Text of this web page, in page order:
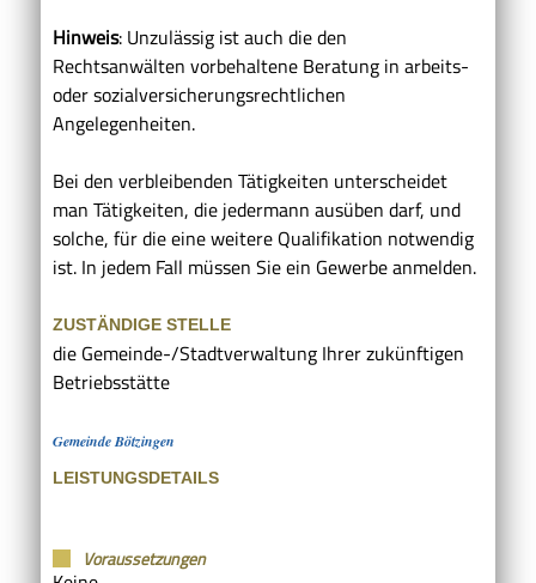
Hinweis: Unzulässig ist auch die den
Rechtsanwälten vorbehaltene Beratung in arbeits-
oder sozialversicherungsrechtlichen
Angelegenheiten.
Bei den verbleibenden Tätigkeiten unterscheidet
man Tätigkeiten, die jedermann ausüben darf, und
solche, für die eine weitere Qualifikation notwendig
ist. In jedem Fall müssen Sie ein Gewerbe anmelden.
ZUSTÄNDIGE STELLE
die Gemeinde-/Stadtverwaltung Ihrer zukünftigen
Betriebsstätte
Gemeinde Bötzingen
LEISTUNGSDETAILS
Voraussetzungen